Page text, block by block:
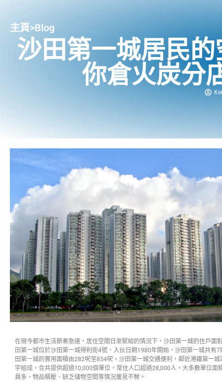
主頁>Blog
沙田第一城居民
你倉火炭分
在現今都市生活節奏急速，居住空間日漸緊絀的情況下，沙田第一城的住戶面
田第一城位於沙田第一城得利街4號，入伙日期1980年開始，沙田第一城共有
田第一城的實用面積由282呎至854呎。沙田第一城交通便利，鄰近港鐵第一
宇組成，合共提供超過10,000個單位，常住人口超過28,000人。大多數單位面
員多、物品積壓、缺乏儲物空間等情況屢見不鮮。